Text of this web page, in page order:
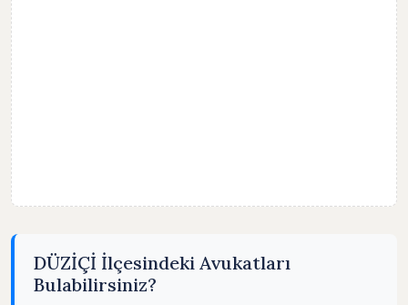
DÜZİÇİ İlçesindeki Avukatları
Bulabilirsiniz?